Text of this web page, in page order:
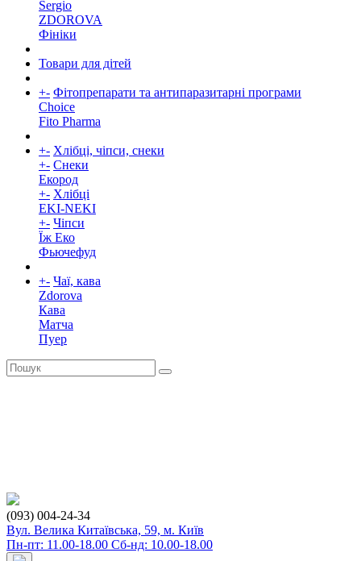
Sergio
ZDOROVA
Фініки
Товари для дітей
+- Фітопрепарати та антипаразитарні програми
Choice
Fito Pharma
+- Хлібці, чіпси, снеки
+- Снеки
Екород
+- Хлібці
EKI-NEKI
+- Чіпси
Їж Еко
Фьючефуд
+- Чаї, кава
Zdorova
Кава
Матча
Пуер
(093) 004-24-34
Вул. Велика Китаївська, 59, м. Київ
Пн-пт: 11.00-18.00 Сб-нд: 10.00-18.00